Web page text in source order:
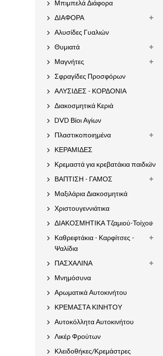
Μπιμπελά Διάφορα
ΔΙΑΦΟΡΑ
Αλυσίδες Γυαλιών
Θυμιατά
Μαγνήτες
Σφραγίδες Προσφόρων
ΑΛΥΣΙΔΕΣ - ΚΟΡΔΟΝΙΑ
Διακοσμητικά Κεριά
DVD Βίοι Αγίων
Πλαστικοποιημένα
ΚΕΡΑΜΙΔΕΣ
Κρεμαστά για κρεβατάκια παιδιών
ΒΑΠΤΙΣΗ - ΓΑΜΟΣ
Μαξιλάρια Διακοσμητικά
Χριστουγεννιάτικα
ΔΙΑΚΟΣΜΗΤΙΚΑ Τζαμιού-Τοίχου
Καθρεφτάκια - Καρφίτσες -
Ψαλίδια
ΠΑΣΧΑΛΙΝΑ
Μνημόσυνα
Αρωματικά Αυτοκινήτου
ΚΡΕΜΑΣΤΑ ΚΙΝΗΤΟΥ
Αυτοκόλλητα Αυτοκινήτου
Λικέρ Φρούτων
Κλειδοθήκες/Κρεμάστρες